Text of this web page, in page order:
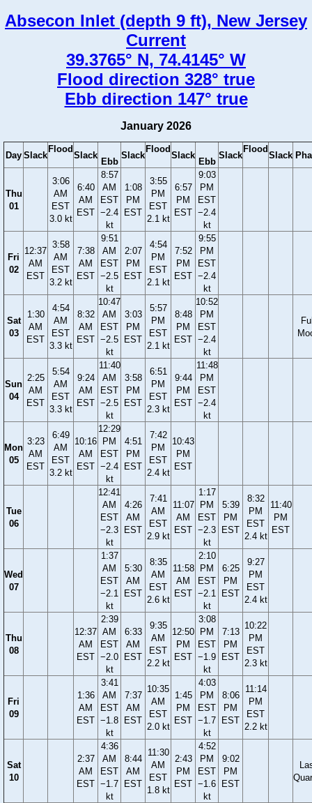
Absecon Inlet (depth 9 ft), New Jersey
Current
39.3765° N, 74.4145° W
Flood direction 328° true
Ebb direction 147° true
January 2026
Day Slack
Flood
Slack
Ebb
Slack
Flood
Slack
Ebb
Slack
Flood
Slack
Thu
01
3:06
AM
EST
3.0 kt
6:40
AM
EST
8:57
AM
EST
−2.4
kt
1:08
PM
EST
3:55
PM
EST
2.1 kt
6:57
PM
EST
9:03
PM
EST
−2.4
kt
Fri
02
12:37
AM
EST
3:58
AM
EST
3.2 kt
7:38
AM
EST
9:51
AM
EST
−2.5
kt
2:07
PM
EST
4:54
PM
EST
2.1 kt
7:52
PM
EST
9:55
PM
EST
−2.4
kt
Sat
03
1:30
AM
EST
4:54
AM
EST
3.3 kt
8:32
AM
EST
10:47
AM
EST
−2.5
kt
3:03
PM
EST
5:57
PM
EST
2.1 kt
8:48
PM
EST
10:52
PM
EST
−2.4
kt
Sun
04
2:25
AM
EST
5:54
AM
EST
3.3 kt
9:24
AM
EST
11:40
AM
EST
−2.5
kt
3:58
PM
EST
6:51
PM
EST
2.3 kt
9:44
PM
EST
11:48
PM
EST
−2.4
kt
Mon
05
3:23
AM
EST
6:49
AM
EST
3.2 kt
10:16
AM
EST
12:29
PM
EST
−2.4
kt
4:51
PM
EST
7:42
PM
EST
2.4 kt
10:43
PM
EST
Tue
06
12:41
AM
EST
−2.3
kt
4:26
AM
EST
7:41
AM
EST
2.9 kt
11:07
AM
EST
1:17
PM
EST
−2.3
kt
5:39
PM
EST
8:32
PM
EST
2.4 kt
11:40
PM
EST
Wed
07
1:37
AM
EST
−2.1
kt
5:30
AM
EST
8:35
AM
EST
2.6 kt
11:58
AM
EST
2:10
PM
EST
−2.1
kt
6:25
PM
EST
9:27
PM
EST
2.4 kt
Thu
08
12:37
AM
EST
2:39
AM
EST
−2.0
kt
6:33
AM
EST
9:35
AM
EST
2.2 kt
12:50
PM
EST
3:08
PM
EST
−1.9
kt
7:13
PM
EST
10:22
PM
EST
2.3 kt
Fri
09
1:36
AM
EST
3:41
AM
EST
−1.8
kt
7:37
AM
EST
10:35
AM
EST
2.0 kt
1:45
PM
EST
4:03
PM
EST
−1.7
kt
8:06
PM
EST
11:14
PM
EST
2.2 kt
Sat
10
2:37
AM
EST
4:36
AM
EST
−1.7
kt
8:44
AM
EST
11:30
AM
EST
1.8 kt
2:43
PM
EST
4:52
PM
EST
−1.6
kt
9:02
PM
EST